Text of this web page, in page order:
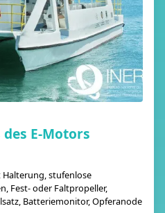
E-Motors
stufenlose
Fest- oder Faltpropeller,
Batteriemonitor, Opferanode